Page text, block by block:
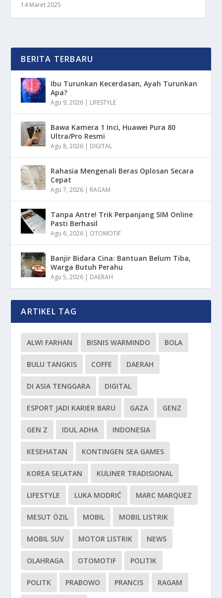
14 Maret 2025
BERITA TERBARU
Ibu Turunkan Kecerdasan, Ayah Turunkan
Apa?
Agu 9, 2026 | LIFESTYLE
Bawa Kamera 1 Inci, Huawei Pura 80
Ultra/Pro Resmi
Agu 8, 2026 | DIGITAL
Rahasia Mengenali Beras Oplosan Secara
Cepat
Agu 7, 2026 | RAGAM
Tanpa Antre! Trik Perpanjang SIM Online
Pasti Berhasil
Agu 6, 2026 | OTOMOTIF
Banjir Bidara Cina: Bantuan Belum Tiba,
Warga Butuh Perahu
Agu 5, 2026 | DAERAH
ARTIKEL TAG
ALWI FARHAN BISNIS WARMINDO BOLA
BULU TANGKIS COFFE DAERAH
DI ASIA TENGGARA DIGITAL
ESPORT JADI KARIER BARU GAZA GENZ
GEN Z IDUL ADHA INDONESIA
KESEHATAN KONTINGEN SEA GAMES
KOREA SELATAN KULINER TRADISIONAL
LIFESTYLE LUKA MODRIĆ MARC MARQUEZ
MESUT ÖZIL MOBIL MOBIL LISTRIK
MOBIL SUV MOTOR LISTRIK NEWS
OLAHRAGA OTOMOTIF POLITIK
POLITK PRABOWO PRANCIS RAGAM